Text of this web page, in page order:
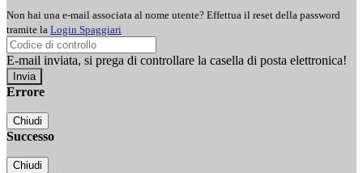
Non hai una e-mail associata al nome utente? Effettua il reset della password
tramite la Login Spaggiari
E-mail inviata, si prega di controllare la casella di posta elettronica!
Errore
Chiudi
Successo
Chiudi